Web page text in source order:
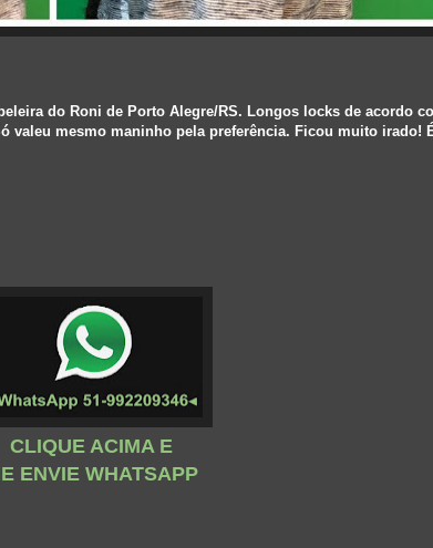
do Roni de Porto Alegre/RS. Longos locks de acordo
valeu mesmo maninho pela preferência. Ficou muito irado!
CLIQUE ACIMA E
ENVIE WHATSAPP